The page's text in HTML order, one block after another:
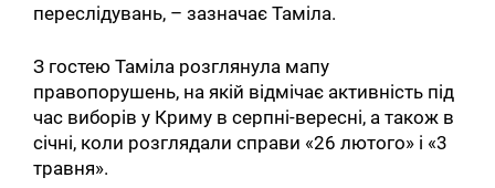
переслідувань, – зазначає Таміла.
З гостею Таміла розглянула мапу
правопорушень, на якій відмічає активність під
час виборів у Криму в серпні-вересні, а також в
січні, коли розглядали справи «26 лютого» і «3
травня».